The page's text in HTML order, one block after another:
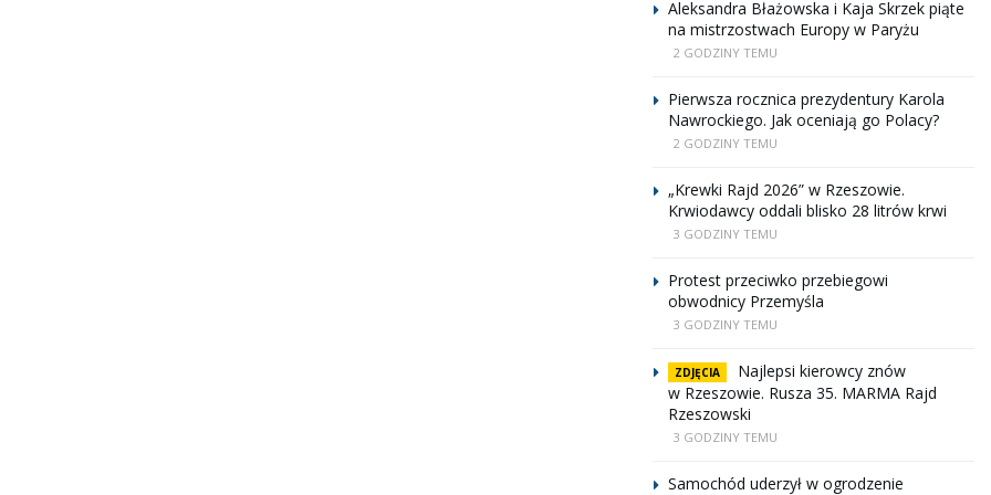
Aleksandra Błażowska i Kaja Skrzek piąte
na mistrzostwach Europy w Paryżu
2 GODZINY TEMU
Pierwsza rocznica prezydentury Karola
Nawrockiego. Jak oceniają go Polacy?
2 GODZINY TEMU
„Krewki Rajd 2026” w Rzeszowie.
Krwiodawcy oddali blisko 28 litrów krwi
3 GODZINY TEMU
Protest przeciwko przebiegowi
obwodnicy Przemyśla
3 GODZINY TEMU
ZDJĘCIA
Najlepsi kierowcy znów
w Rzeszowie. Rusza 35. MARMA Rajd
Rzeszowski
3 GODZINY TEMU
Samochód uderzył w ogrodzenie